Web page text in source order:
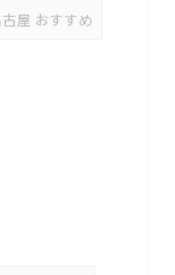
屋 おすすめ